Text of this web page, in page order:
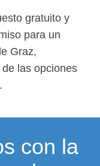
gratuito y
para un
Graz,
las opciones
con la